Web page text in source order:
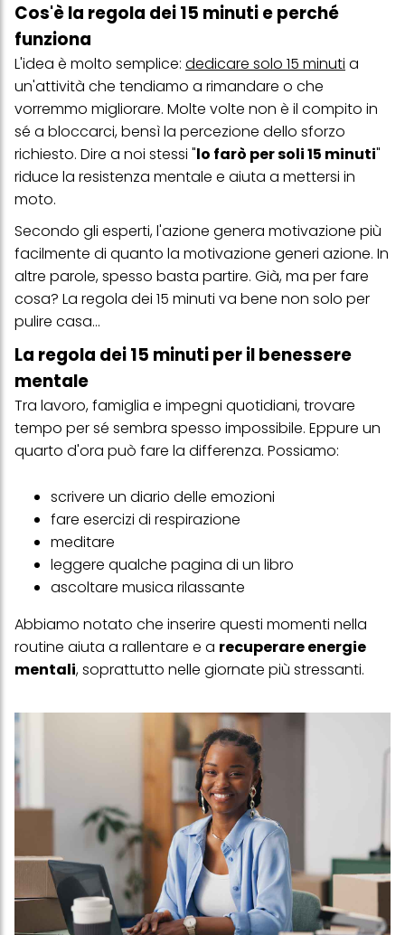
Cos'è la regola dei 15 minuti e perché
funziona
L'idea è molto semplice: dedicare solo 15 minuti a
un'attività che tendiamo a rimandare o che
vorremmo migliorare. Molte volte non è il compito in
sé a bloccarci, bensì la percezione dello sforzo
richiesto. Dire a noi stessi "lo farò per soli 15 minuti"
riduce la resistenza mentale e aiuta a mettersi in
moto.
Secondo gli esperti, l'azione genera motivazione più
facilmente di quanto la motivazione generi azione. In
altre parole, spesso basta partire. Già, ma per fare
cosa? La regola dei 15 minuti va bene non solo per
pulire casa...
La regola dei 15 minuti per il benessere
mentale
Tra lavoro, famiglia e impegni quotidiani, trovare
tempo per sé sembra spesso impossibile. Eppure un
quarto d'ora può fare la differenza. Possiamo:
scrivere un diario delle emozioni
fare esercizi di respirazione
meditare
leggere qualche pagina di un libro
ascoltare musica rilassante
Abbiamo notato che inserire questi momenti nella
routine aiuta a rallentare e a recuperare energie
mentali, soprattutto nelle giornate più stressanti.